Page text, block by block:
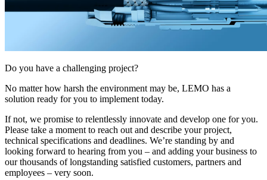
Do you have a challenging project?
No matter how harsh the environment may be, LEMO has a
solution ready for you to implement today.
If not, we promise to relentlessly innovate and develop one for you.
Please take a moment to reach out and describe your project,
technical specifications and deadlines. We’re standing by and
looking forward to hearing from you – and adding your business to
our thousands of longstanding satisfied customers, partners and
employees – very soon.